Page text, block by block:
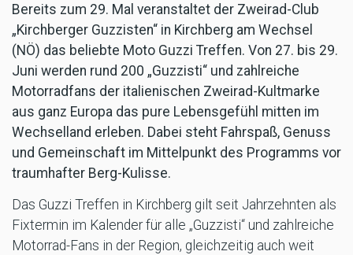
Bereits zum 29. Mal veranstaltet der Zweirad-Club
„Kirchberger Guzzisten“ in Kirchberg am Wechsel
(NÖ) das beliebte Moto Guzzi Treffen. Von 27. bis 29.
Juni werden rund 200 „Guzzisti“ und zahlreiche
Motorradfans der italienischen Zweirad-Kultmarke
aus ganz Europa das pure Lebensgefühl mitten im
Wechselland erleben. Dabei steht Fahrspaß, Genuss
und Gemeinschaft im Mittelpunkt des Programms vor
traumhafter Berg-Kulisse.
Das Guzzi Treffen in Kirchberg gilt seit Jahrzehnten als
Fixtermin im Kalender für alle „Guzzisti“ und zahlreiche
Motorrad-Fans in der Region, gleichzeitig auch weit